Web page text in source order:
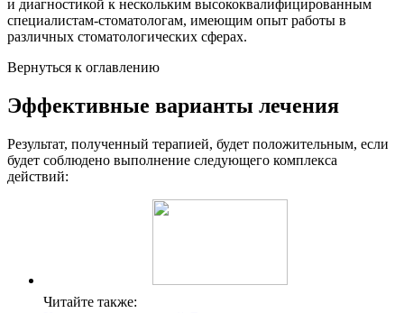
и диагностикой к нескольким высококвалифицированным
специалистам-стоматологам, имеющим опыт работы в
различных стоматологических сферах.
Вернуться к оглавлению
Эффективные варианты лечения
Результат, полученный терапией, будет положительным, если
будет соблюдено выполнение следующего комплекса
действий:
Читайте также: